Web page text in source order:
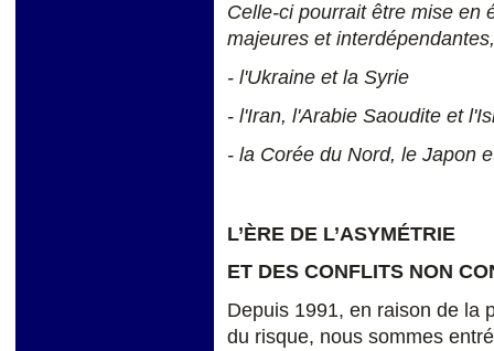
Celle-ci pourrait être mise en
majeures et
- l'Ukraine et la Syrie
- l'Iran, l'Arabie Saoudite et
- la Corée du Nord, le Japon
L’ÈRE DE L’ASYMÉTRIE
ET DES CONFLITS NON
Depuis 1991, en raison de la
du risque, nous sommes